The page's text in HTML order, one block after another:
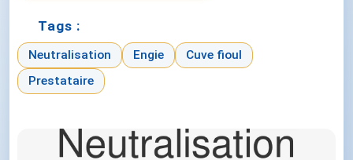
Tags :
Neutralisation Engie
Cuve fioul
Prestataire